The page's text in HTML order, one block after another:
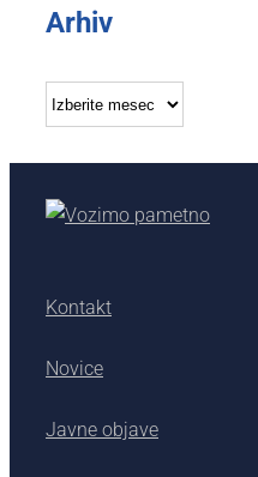
Arhiv
Arhiv
Kontakt
Novice
Javne objave